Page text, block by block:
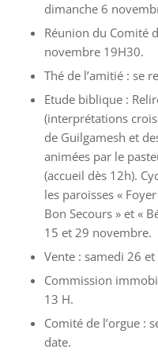
dimanche 6
Réunion du Comité
novembre 19H30.
Thé de l’amitié : se
Etude biblique :
(interprétations
de Guilgamesh et
animées par le
(accueil dès 12h).
les paroisses «
Bon Secours » et «
15 et 29 novembre.
Vente : samedi 26
Commission
13 H.
Comité de l’orgue :
date.